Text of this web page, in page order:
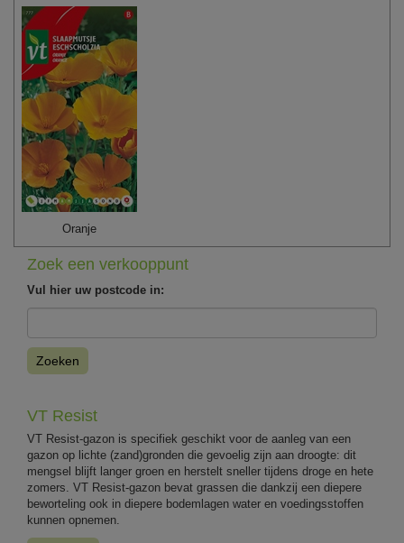
Oranje
Zoek een verkooppunt
Vul hier uw postcode in:
Zoeken
VT Resist
VT Resist-gazon is specifiek geschikt voor de aanleg van een
gazon op lichte (zand)gronden die gevoelig zijn aan droogte: dit
mengsel blijft langer groen en herstelt sneller tijdens droge en hete
zomers. VT Resist-gazon bevat grassen die dankzij een diepere
beworteling ook in diepere bodemlagen water en voedingsstoffen
kunnen opnemen.